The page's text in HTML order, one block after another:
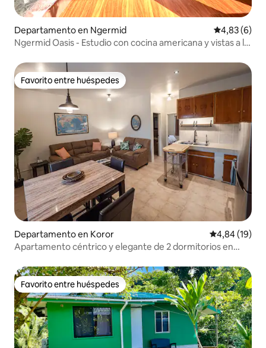
Departamento en Ngermid Calificación
4,83 (6)
Ngermid Oasis - Estudio con cocina americana y vistas a la
Favorito entre huéspedes
Favorito entre huéspedes
Departamento en Koror Calificación
4,84 (19)
Apartamento céntrico y elegante de 2 dormitorios en
Favorito entre huéspedes
Favorito entre huéspedes